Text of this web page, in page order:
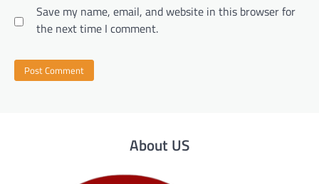
Save my name, email, and website in this browser for
the next time I comment.
About US